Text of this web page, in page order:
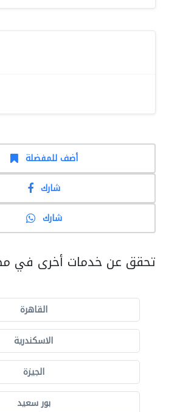
أضف للمفضلة
شارك
شارك
تحقق عن خدمات أخرى في
القاهرة
الاسكندرية
الجيزة
بور سعيد